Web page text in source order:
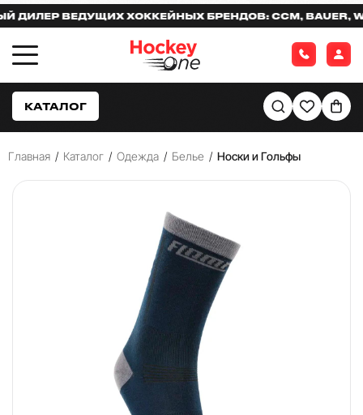
ВЕДУЩИХ ХОККЕЙНЫХ БРЕНДОВ: CCM, BAUER,
КАТАЛОГ
Главная / Каталог / Одежда / Белье / Носки и Гольфы